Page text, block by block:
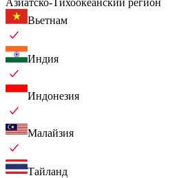
Вьетнам
Индия
Индонезия
Малайзия
Тайланд